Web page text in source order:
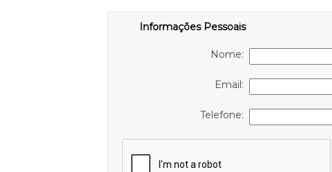
Informações Pessoais
Nome:
Email:
Telefone: